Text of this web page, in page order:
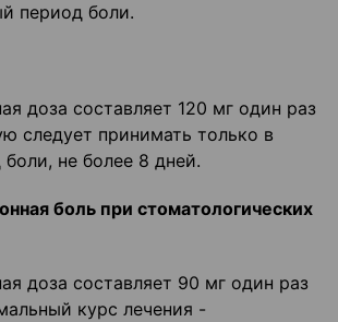
период боли.
доза составляет 120 мг один раз
следует принимать только в
не более 8 дней.
боль при стоматологических
доза составляет 90 мг один раз
курс лечения -